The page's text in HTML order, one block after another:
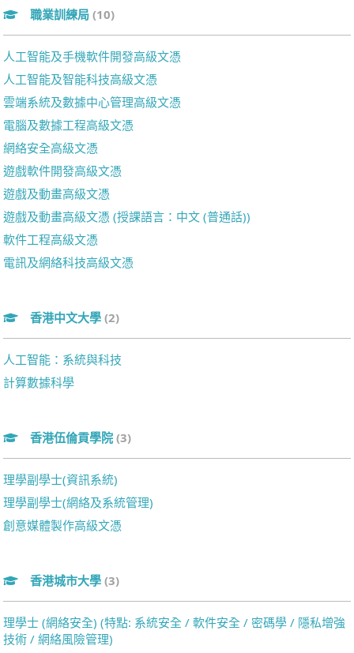
職業訓練局 (10)
人工智能及手機軟件開發高級文憑
人工智能及智能科技高級文憑
雲端系統及數據中心管理高級文憑
電腦及數據工程高級文憑
網絡安全高級文憑
遊戲軟件開發高級文憑
遊戲及動畫高級文憑
遊戲及動畫高級文憑 (授課語言：中文 (普通話))
軟件工程高級文憑
電訊及網絡科技高級文憑
香港中文大學 (2)
人工智能：系統與科技
計算數據科學
香港伍倫貢學院 (3)
理學副學士(資訊系統)
理學副學士(網絡及系統管理)
創意媒體製作高級文憑
香港城市大學 (3)
理學士 (網絡安全) (特點: 系統安全 / 軟件安全 / 密碼學 / 隱私增強
技術 / 網絡風險管理)